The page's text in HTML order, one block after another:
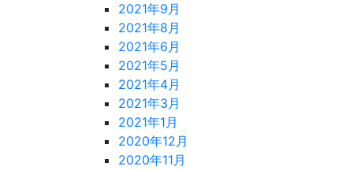
2021年9月
2021年8月
2021年6月
2021年5月
2021年4月
2021年3月
2021年1月
2020年12月
2020年11月